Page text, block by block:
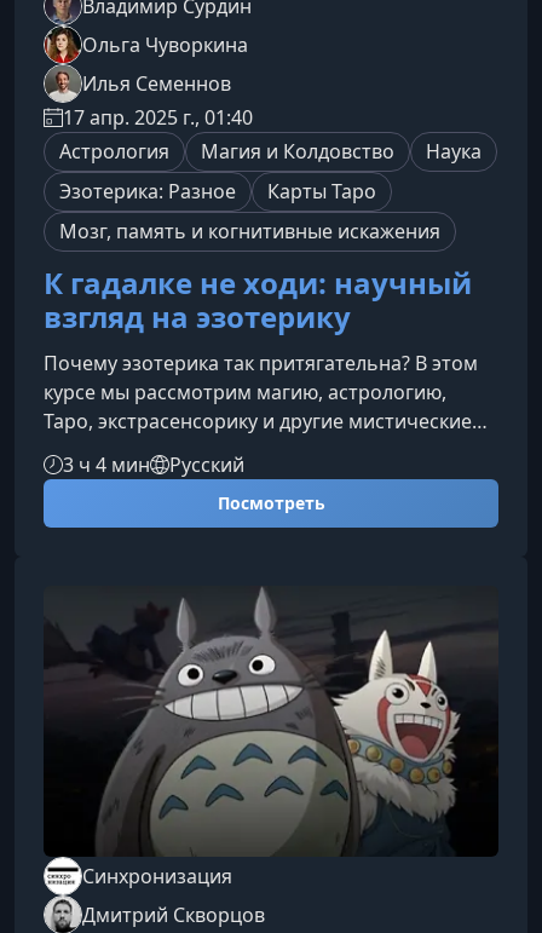
Владимир Сурдин
Ольга Чуворкина
Илья Семеннов
17 апр. 2025 г., 01:40
Астрология
Магия и Колдовство
Наука
Эзотерика: Разное
Карты Таро
Мозг, память и когнитивные искажения
К гадалке не ходи: научный
взгляд на эзотерику
Почему эзотерика так притягательна? В этом
курсе мы рассмотрим магию, астрологию,
Таро, экстрасенсорику и другие мистические
практики с научной точки зрения. Вы узнаете,
какие психологические механизмы стоят за
верой в сверхъестественное, как отличить
методам, что обычно относят к
«магическим».Что вас ждет в курсеНаучный
взгляд на популярные эзотерические
практикиМ
3 ч 4 мин Русский
Посмотреть
Синхронизация
Дмитрий Скворцов